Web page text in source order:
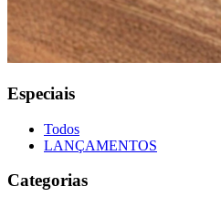
Especiais
Todos
LANÇAMENTOS
Categorias